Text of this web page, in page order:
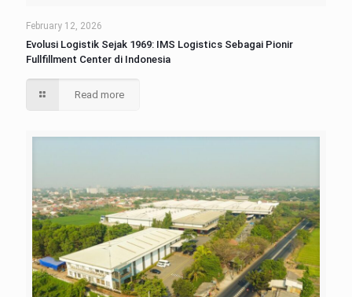
February 12, 2026
Evolusi Logistik Sejak 1969: IMS Logistics Sebagai Pionir
Fullfillment Center di Indonesia
Read more